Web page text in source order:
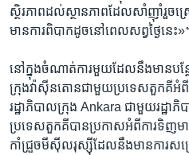
ស្ថិរភាព​ដល់​ស្ថានភាព​ដែល​សាំញ៉ាំ​រួច
មាន​ការ​ពិបាក​ដូច​នៅ​ពេល​សព្វថ្ងៃ​នេះ»
នៅ​ក្នុង​ចំណាត់ការ​មួយ​ដែលនឹង​មាន​បន្ថ
ក្រុង​វ៉ាស៊ីនតោន​ជាមួយ​ប្រទេស​តួកគី​អំ
រដ្ឋាភិបាល​ក្រុង Ankara ជាមួយរដ្ឋា
ប្រទេស​តួកគី​បាន​ប្រកាស​អំពី​ការ​ទិញ​ម
កាំជ្រួច​មីស៊ីល​រុស្ស៊ីដែល​នឹង​មាន​ការ​សម្